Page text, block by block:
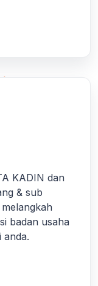
KADIN dan
& sub
badan usaha
anda.